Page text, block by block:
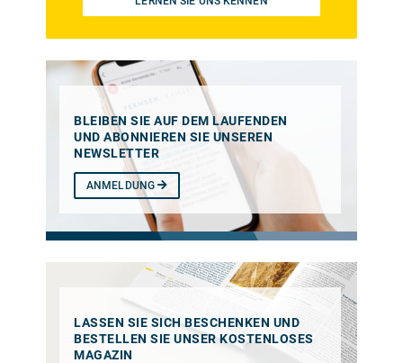
BLEIBEN SIE AUF DEM LAUFENDEN
UND ABONNIEREN SIE UNSEREN
NEWSLETTER
ANMELDUNG
LASSEN SIE SICH BESCHENKEN UND
BESTELLEN SIE UNSER KOSTENLOSES
MAGAZIN